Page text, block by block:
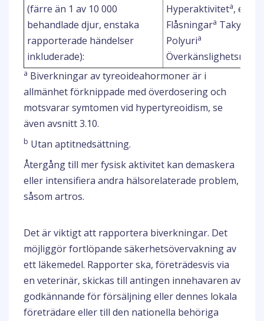
(färre än 1 av 10 000
behandlade djur, enstaka
rapporterade händelser
inkluderade):
Hyperaktiviteta,
Flåsningara Takykardi
Polyuria
a Biverkningar av tyreoideahormoner är i
allmänhet förknippade med överdosering och
motsvarar symtomen vid hypertyreoidism, se
även avsnitt 3.10.
b Utan aptitnedsättning.
Återgång till mer fysisk aktivitet kan demaskera
eller intensifiera andra hälsorelaterade problem,
såsom artros.
Det är viktigt att rapportera biverkningar. Det
möjliggör fortlöpande säkerhetsövervakning av
ett läkemedel. Rapporter ska, företrädesvis via
en veterinär, skickas till antingen innehavaren av
godkännande för försäljning eller dennes lokala
företrädare eller till den nationella behöriga